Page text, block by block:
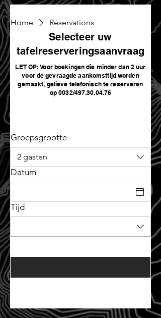
Home Réservations
Een reservering
aanvragen
Selecteer je gegevens, dan gaan wij de
Groepsgrootte
2 gasten
Datum
Tijd
Selecteer uw
tafelreserveringsaanvraag
LET OP: Voor boekingen die minder dan 2 uur
voor de gevraagde aankomsttijd worden
gemaakt, gelieve telefonisch te reserveren
op 0032/497.30.04.76